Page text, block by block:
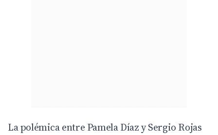
La polémica entre Pamela DíazySergio Rojas